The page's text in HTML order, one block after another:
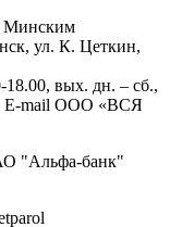
Минским
ул. К. Цеткин,
вых. дн. – сб.,
E-mail ООО «ВСЯ
"Альфа-банк"